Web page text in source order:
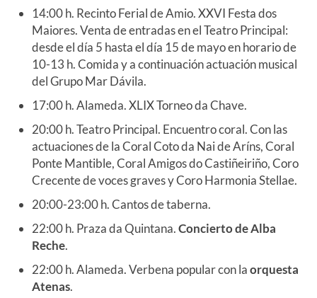
14:00 h. Recinto Ferial de Amio. XXVI Festa dos
Maiores. Venta de entradas en el Teatro Principal:
desde el día 5 hasta el día 15 de mayo en horario de
10-13 h. Comida y a continuación actuación musical
del Grupo Mar Dávila.
17:00 h. Alameda. XLIX Torneo da Chave.
20:00 h. Teatro Principal. Encuentro coral. Con las
actuaciones de la Coral Coto da Nai de Aríns, Coral
Ponte Mantible, Coral Amigos do Castiñeiriño, Coro
Crecente de voces graves y Coro Harmonia Stellae.
20:00-23:00 h. Cantos de taberna.
22:00 h. Praza da Quintana.Concierto de Alba
Reche.
22:00 h. Alameda. Verbena popular con laorquesta
Atenas.